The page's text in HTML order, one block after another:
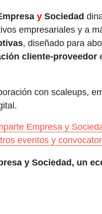
y Sociedad
empresariales y a
, diseñado para
cliente-proveedor
con scaleups,
Empresa y
eventos y
y Sociedad, un